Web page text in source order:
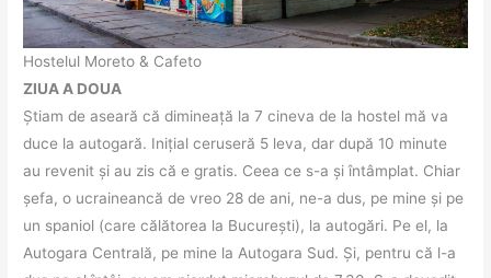
Hostelul Moreto & Cafeto
ZIUA A DOUA
Știam de aseară că dimineață la 7 cineva de la hostel mă va
duce la autogară. Inițial ceruseră 5 leva, dar după 10 minute
au revenit și au zis că e gratis. Ceea ce s-a și întâmplat. Chiar
șefa, o ucraineancă de vreo 28 de ani, ne-a dus, pe mine și pe
un spaniol (care călătorea la București), la autogări. Pe el, la
Autogara Centrală, pe mine la Autogara Sud. Și, pentru că l-a